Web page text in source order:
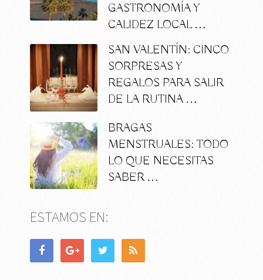
GASTRONOMÍA Y
CALIDEZ LOCAL …
SAN VALENTÍN: CINCO
SORPRESAS Y
REGALOS PARA SALIR
DE LA RUTINA …
BRAGAS
MENSTRUALES: TODO
LO QUE NECESITAS
SABER …
ESTAMOS EN: